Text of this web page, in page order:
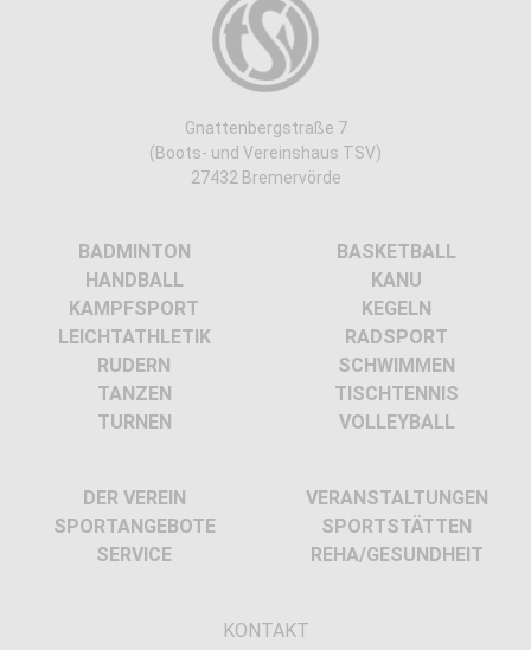
Gnattenbergstraße 7
(Boots- und Vereinshaus TSV)
27432 Bremervörde
BADMINTON
BASKETBALL
HANDBALL
KANU
KAMPFSPORT
KEGELN
LEICHTATHLETIK
RADSPORT
RUDERN
SCHWIMMEN
TANZEN
TISCHTENNIS
TURNEN
VOLLEYBALL
DER VEREIN
VERANSTALTUNGEN
SPORTANGEBOTE
SPORTSTÄTTEN
SERVICE
REHA/GESUNDHEIT
KONTAKT